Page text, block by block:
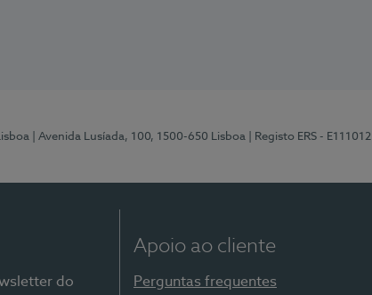
| Avenida Lusíada, 100, 1500-650 Lisboa | Registo ERS - E111012
do
Apoio ao cliente
Perguntas frequentes